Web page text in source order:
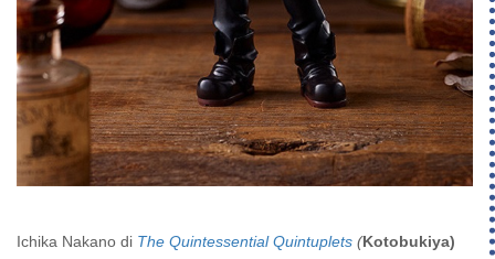
Ichika Nakano di The Quintessential Quintuplets (Kotobukiya)